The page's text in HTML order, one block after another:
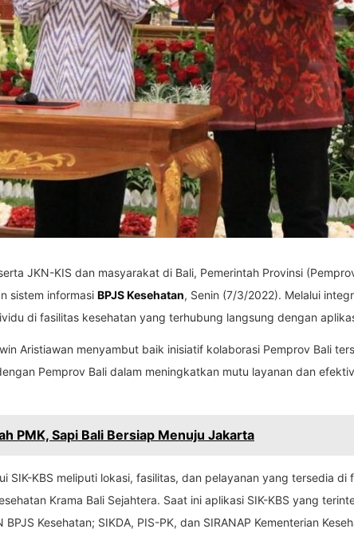
JKN-KIS dan masyarakat di Bali, Pemerintah Provinsi
sistem informasi BPJS Kesehatan, Senin (7/3/2022). Melalui
di fasilitas kesehatan yang terhubung langsung dengan
Aristiawan menyambut baik inisiatif kolaborasi Pemprov Bali
Pemprov Bali dalam meningkatkan mutu layanan dan
PMK, Sapi Bali Bersiap Menuju Jakarta
SIK-KBS meliputi lokasi, fasilitas, dan pelayanan yang tersedia
Krama Bali Sejahtera. Saat ini aplikasi SIK-KBS yang
Kesehatan; SIKDA, PIS-PK, dan SIRANAP Kementerian